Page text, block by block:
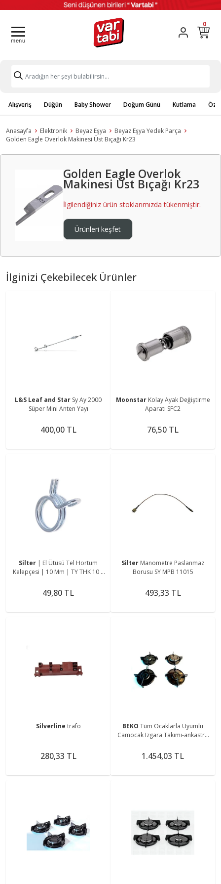
0
Alışveriş Düğün Baby Shower Doğum Günü Kutlama
Anasayfa Elektronik Beyaz Eşya
Beyaz Eşya Yedek Parça
Golden Eagle Overlok Makinesi Üst Bıçağı Kr23
Golden Eagle Overlok
Makinesi Üst Bıçağı Kr23
İlgilendiğiniz ürün stoklarımızda tükenmiştir.
Ürünleri keşfet
İlginizi Çekebilecek Ürünler
L&S Leaf and Star Sy Ay 2000
Süper Mini Anten Yayı
400,00 TL
Moonstar Kolay Ayak Değiştirme
Aparatı SFC2
76,50 TL
Silter | El Ütüsü Tel Hortum
Kelepçesi | 10 Mm | TY THK 10 |
Sıkıştırmada Kulla
49,80 TL
Silter Manometre Paslanmaz
Borusu SY MPB 11015
493,33 TL
Silverline trafo
280,33 TL
BEKO Tüm Ocaklarla Uyumlu
Camocak Izgara Takımı-ankastre
Izgarası
1.454,03 TL